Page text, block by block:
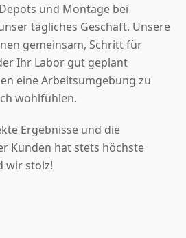
und Montage bei
tägliches Geschäft. Unsere
gemeinsam,Schritt für
Ihr Labor gut geplant
eine Arbeitsumgebung zu
wohlfühlen.
Ergebnisse und die
Kunden hat stets höchste
wir stolz!